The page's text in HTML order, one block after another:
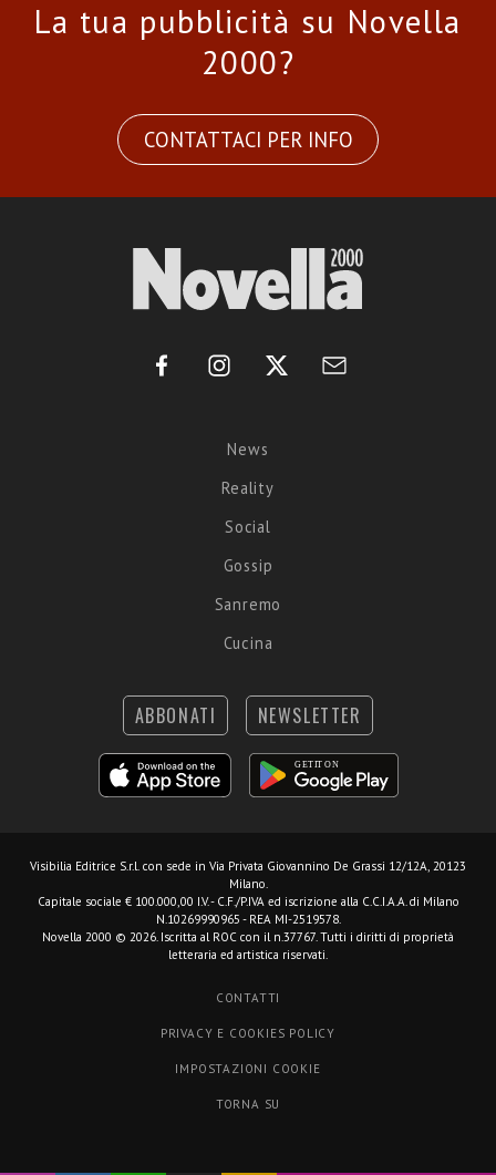
La tua pubblicità su Novella
2000?
CONTATTACI PER INFO
News
Reality
Social
Gossip
Sanremo
Cucina
ABBONATI NEWSLETTER
Visibilia Editrice S.r.l. con sede in Via Privata Giovannino De Grassi 12/12A, 20123
Milano.
Capitale sociale € 100.000,00 I.V. - C.F./P.IVA ed iscrizione alla C.C.I.A.A. di Milano
N.10269990965 - REA MI-2519578.
Novella 2000 © 2026. Iscritta al ROC con il n.37767. Tutti i diritti di proprietà
letteraria ed artistica riservati.
CONTATTI
PRIVACY E COOKIES POLICY
IMPOSTAZIONI COOKIE
TORNA SU